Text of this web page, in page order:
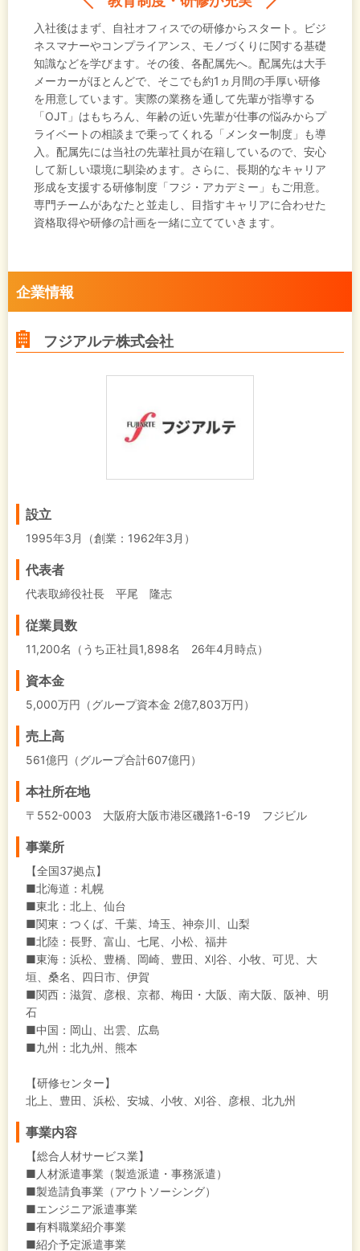
入社後はまず、自社オフィスでの研修からスタート。ビジ
ネスマナーやコンプライアンス、モノづくりに関する基礎
知識などを学びます。その後、各配属先へ。配属先は大手
メーカーがほとんどで、そこでも約1ヵ月間の手厚い研修
を用意しています。実際の業務を通して先輩が指導する
「OJT」はもちろん、年齢の近い先輩が仕事の悩みからプ
ライベートの相談まで乗ってくれる「メンター制度」も導
入。配属先には当社の先輩社員が在籍しているので、安心
して新しい環境に馴染めます。さらに、長期的なキャリア
形成を支援する研修制度「フジ・アカデミー」もご用意。
専門チームがあなたと並走し、目指すキャリアに合わせた
資格取得や研修の計画を一緒に立てていきます。
企業情報
フジアルテ株式会社
設立
1995年3月（創業：1962年3月）
代表者
代表取締役社長 平尾 隆志
従業員数
11,200名（うち正社員1,898名 26年4月時点）
資本金
5,000万円（グループ資本金 2億7,803万円）
売上高
561億円（グループ合計607億円）
本社所在地
〒552-0003 大阪府大阪市港区磯路1-6-19 フジビル
事業所
【全国37拠点】
■北海道：札幌
■東北：北上、仙台
■関東：つくば、千葉、埼玉、神奈川、山梨
■北陸：長野、富山、七尾、小松、福井
■東海：浜松、豊橋、岡崎、豊田、刈谷、小牧、可児、大
垣、桑名、四日市、伊賀
■関西：滋賀、彦根、京都、梅田・大阪、南大阪、阪神、明
石
■中国：岡山、出雲、広島
■九州：北九州、熊本
【研修センター】
北上、豊田、浜松、安城、小牧、刈谷、彦根、北九州
事業内容
【総合人材サービス業】
■人材派遣事業（製造派遣・事務派遣）
■製造請負事業（アウトソーシング）
■エンジニア派遣事業
■有料職業紹介事業
■紹介予定派遣事業